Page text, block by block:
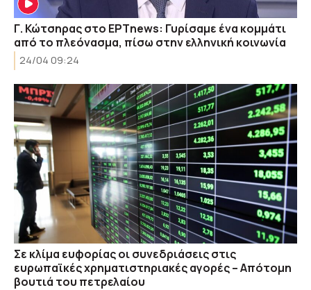
Γ. Κώτσηρας στο ΕΡΤnews: Γυρίσαμε ένα κομμάτι
από το πλεόνασμα, πίσω στην ελληνική κοινωνία
24/04 09:24
Σε κλίμα ευφορίας οι συνεδριάσεις στις
ευρωπαϊκές χρηματιστηριακές αγορές – Απότομη
βουτιά του πετρελαίου